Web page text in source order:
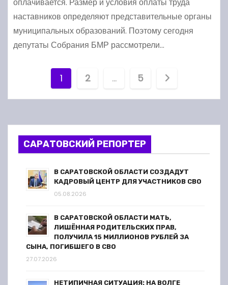
наставников определяют представительные органы
муниципальных образований. Поэтому сегодня
депутаты Собрания БМР рассмотрели…
а
г
и
а
и
я
1 2 … 5
САРАТОВСКИЙ РЕПОРТЕР
В САРАТОВСКОЙ ОБЛАСТИ СОЗДАДУТ
КАДРОВЫЙ ЦЕНТР ДЛЯ УЧАСТНИКОВ СВО
05.08.2026
В САРАТОВСКОЙ ОБЛАСТИ МАТЬ,
ЛИШЁННАЯ РОДИТЕЛЬСКИХ ПРАВ,
ПОЛУЧИЛА 15 МИЛЛИОНОВ РУБЛЕЙ ЗА
СЫНА, ПОГИБШЕГО В СВО
27.07.2026
НЕТИПИЧНАЯ СИТУАЦИЯ: НА ВОЛГЕ